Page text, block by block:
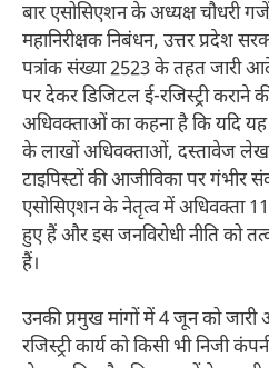
बार एसोसिएशन के अध्यक्ष चौधरी
महानिरीक्षक निबंधन, उत्तर प्रदेश
पत्रांक संख्या 2523 के तहत जारी
पर देकर डिजिटल ई-रजिस्ट्री कराने
अधिवक्ताओं का कहना है कि यदि यह
के लाखों अधिवक्ताओं, दस्तावेज
टाइपिस्टों की आजीविका पर गंभीर
एसोसिएशन के नेतृत्व में अधिवक्ता
हुए हैं और इस जनविरोधी नीति को
हैं।
उनकी प्रमुख मांगों में 4 जून को
रजिस्ट्री कार्य को किसी भी निजी